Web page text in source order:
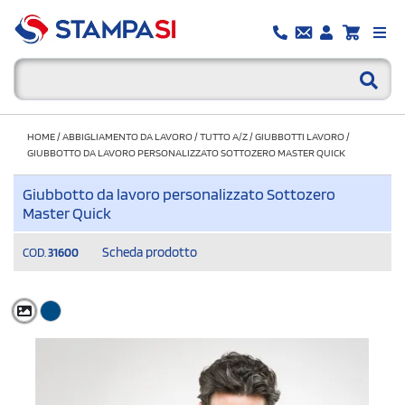
HOME/ABBIGLIAMENTO DA LAVORO/TUTTO A/Z/GIUBBOTTI LAVORO/
GIUBBOTTO DA LAVORO PERSONALIZZATO SOTTOZERO MASTER QUICK
Giubbotto da lavoro personalizzato Sottozero
Master Quick
COD. 31600 Scheda prodotto